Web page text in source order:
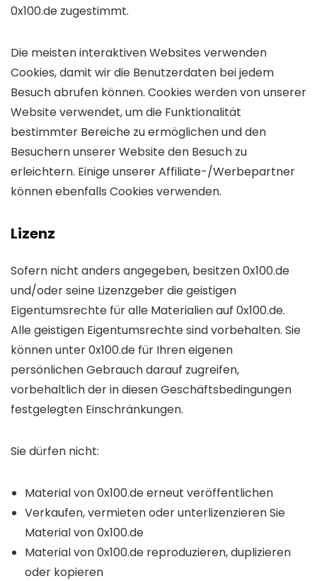
0x100.de zugestimmt.
Die meisten interaktiven Websites verwenden
Cookies, damit wir die Benutzerdaten bei jedem
Besuch abrufen können. Cookies werden von unserer
Website verwendet, um die Funktionalität
bestimmter Bereiche zu ermöglichen und den
Besuchern unserer Website den Besuch zu
erleichtern. Einige unserer Affiliate-/Werbepartner
können ebenfalls Cookies verwenden.
Lizenz
Sofern nicht anders angegeben, besitzen 0x100.de
und/oder seine Lizenzgeber die geistigen
Eigentumsrechte für alle Materialien auf 0x100.de.
Alle geistigen Eigentumsrechte sind vorbehalten. Sie
können unter 0x100.de für Ihren eigenen
persönlichen Gebrauch darauf zugreifen,
vorbehaltlich der in diesen Geschäftsbedingungen
festgelegten Einschränkungen.
Sie dürfen nicht:
Material von 0x100.de erneut veröffentlichen
Verkaufen, vermieten oder unterlizenzieren Sie
Material von 0x100.de
Material von 0x100.de reproduzieren, duplizieren
oder kopieren